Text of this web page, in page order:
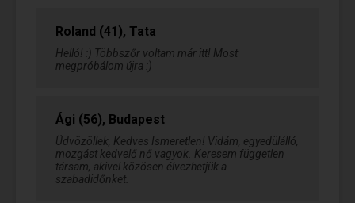
Roland (41), Tata
Helló! :) Többszőr voltam már itt! Most
megpróbálom újra :)
Ági (56), Budapest
Üdvözöllek, Kedves Ismeretlen! Vidám, egyedülálló,
mozgást kedvelő nő vagyok. Keresem független
társam, akivel közösen élvezhetjük a
szabadidőnket.